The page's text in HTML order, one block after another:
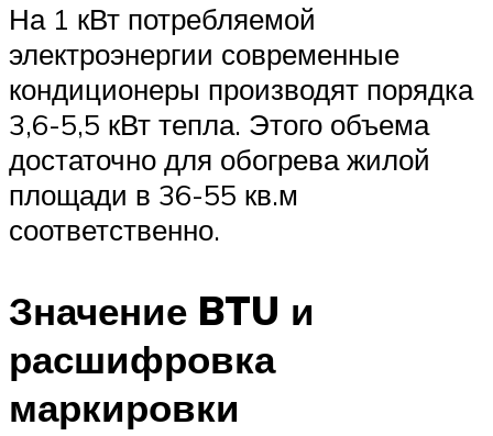
На 1 кВт потребляемой
электроэнергии современные
кондиционеры производят порядка
3,6-5,5 кВт тепла. Этого объема
достаточно для обогрева жилой
площади в 36-55 кв.м
соответственно.
Значение BTU и
расшифровка
маркировки